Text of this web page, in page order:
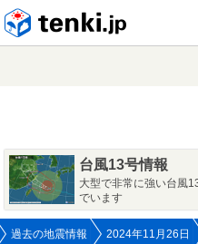
台風13号情報
大型で非常に強い台風
でいます
過去の地震情報 2024年11月26日